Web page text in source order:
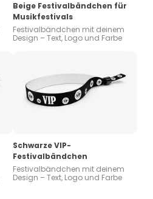
Beige Festivalbändchen für
Musikfestivals
Festivalbändchen mit deinem
Design – Text, Logo und Farbe
Schwarze VIP-
Festivalbändchen
Festivalbändchen mit deinem
Design – Text, Logo und Farbe